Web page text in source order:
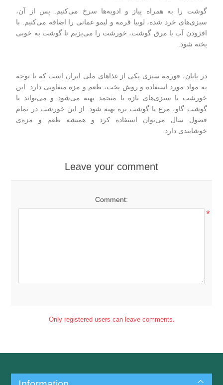
گوشت را به همراه پیاز و ادویه‌ها سرخ می‌کنیم. پس از آن،
سبزی‌های خرد شده، لوبیا قرمه و لیمو عمانی را اضافه می‌کنیم. با
افزودن آب یا مرق گوشت، خورشت را می‌پزیم تا گوشت به خوبی
پخته شود.
در پایان، قورمه سبزی یکی ازغذاهای ملی ایران است که با توجه
به مواد مورد استفاده و روش پخت، طعم و مزه متفاوتی دارد. این
خورشت با سبزی‌های تازه یا منجمد تهیه می‌شود و می‌تواند با
گوشت گاو، مرغ یا گوشت بره تهیه شود. از این خورشت در تمام
فصول سال می‌توان استفاده کرد و همیشه طعم و مزه‌ی
خوشایندی دارد.
Leave your comment
Comment:
*
Only registered users can leave comments.